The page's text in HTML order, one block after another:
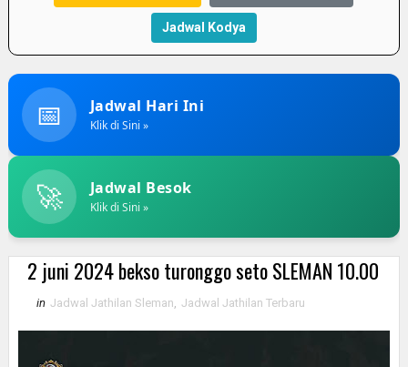
Jadwal Kodya
📅 Jadwal Hari Ini
Klik di Sini »
🚀 Jadwal Besok
Klik di Sini »
2 juni 2024 bekso turonggo seto SLEMAN 10.00
in Jadwal Jathilan Sleman Jadwal Jathilan Terbaru